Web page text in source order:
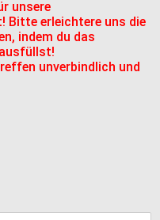
unsere
Bitte erleichtere uns die
indem du das
unverbindlich und